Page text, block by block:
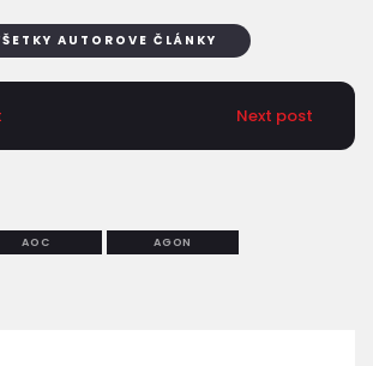
AUTOROVE ČLÁNKY
Next post
AOC AGON